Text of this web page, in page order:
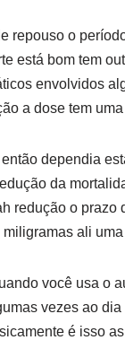
repouso o
está bom tem
envolvidos
a dose tem uma
dependia
da
redução o
ali uma
você usa o
vezes ao
é isso